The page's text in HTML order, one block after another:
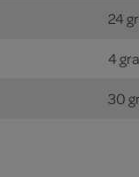
24
4
30